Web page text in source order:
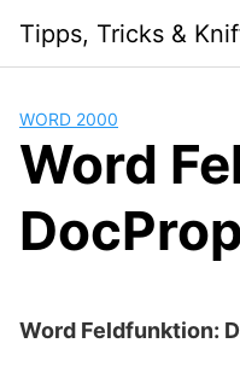
content
Tipps, Tricks &
WORD 2000
Word
Word Feldfunktion: